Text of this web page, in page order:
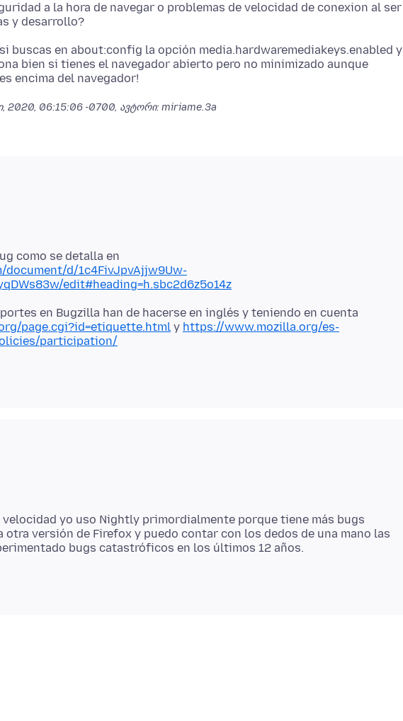
a la hora de navegar o problemas de velocidad de conexion al ser
buscas en about:config la opción media.hardwaremediakeys.enabled y
bien si tienes el navegador abierto pero no minimizado aunque
2020, 06:15:06 -0700, ავტორი: miriame.3a
como se detalla en
document/d/1c4FivJpvAjjw9Uw-
edit#heading=h.sbc2d6z5o14z
en Bugzilla han de hacerse en inglés y teniendo en cuenta
page.cgi?id=etiquette.html y https://www.mozilla.org/es-
participation/
velocidad yo uso Nightly primordialmente porque tiene más bugs
otra versión de Firefox y puedo contar con los dedos de una mano las